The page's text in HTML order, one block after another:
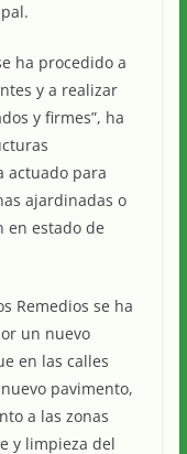
ha procedido a
y a realizar
y firmes”, ha
actuado para
ajardinadas o
en estado de
Remedios se ha
un nuevo
en las calles
pavimento,
a las zonas
y limpieza del